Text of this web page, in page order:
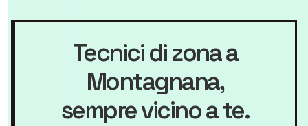
Tecnici di zona a
Montagnana,
sempre vicino a te.